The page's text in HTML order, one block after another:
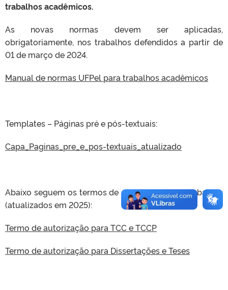
trabalhos acadêmicos.
As novas normas devem ser aplicadas,
obrigatoriamente, nos trabalhos defendidos a partir de
01 de março de 2024.
Manual de normas UFPel para trabalhos acadêmicos
Templates – Páginas pré e pós-textuais:
Capa_Paginas_pre_e_pos-textuais_atualizado
Abaixo seguem os termos de autorização dos trabalhos
(atualizados em 2025):
Termo de autorização para TCC e TCCP
Termo de autorização para Dissertações e Teses